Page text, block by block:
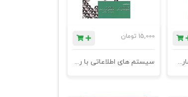
شیوه نامه پرداخت خسارت مالی شخص ثالث
15,000 تومان
سیستم های اطلاعاتی با رویکرد بازاریابی و مالی